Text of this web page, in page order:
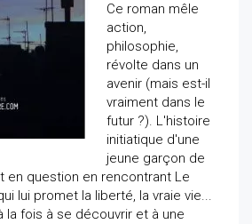
Ce roman mêle
action,
philosophie,
révolte dans un
avenir (mais est-il
vraiment dans le
futur ?). L'histoire
initiatique d'une
jeune garçon de
en question en rencontrant Le
lui promet la liberté, la vraie vie...
la fois à se découvrir et à une